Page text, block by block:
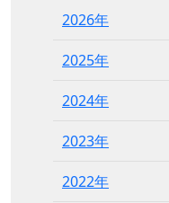
2026年
2025年
2024年
2023年
2022年